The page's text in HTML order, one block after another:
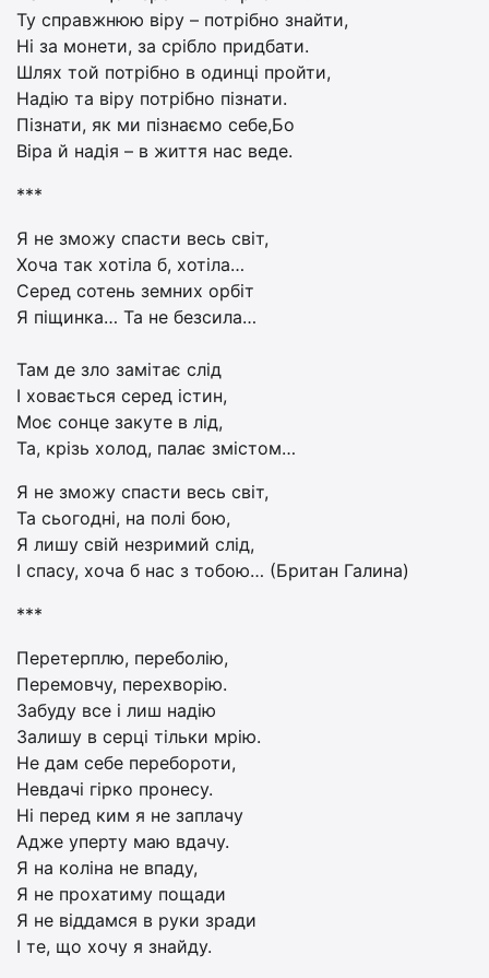
Ту справжнюю віру – потрібно знайти,
Ні за монети, за срібло придбати.
Шлях той потрібно в одинці пройти,
Надію та віру потрібно пізнати.
Пізнати, як ми пізнаємо себе,Бо
Віра й надія – в життя нас веде.
***
Я не зможу спасти весь світ,
Хоча так хотіла б, хотіла…
Серед сотень земних орбіт
Я піщинка… Та не безсила…
Там де зло замітає слід
І ховається серед істин,
Моє сонце закуте в лід,
Та, крізь холод, палає змістом…
Я не зможу спасти весь світ,
Та сьогодні, на полі бою,
Я лишу свій незримий слід,
І спасу, хоча б нас з тобою… (Британ Галина)
***
Перетерплю, переболію,
Перемовчу, перехворію.
Забуду все і лиш надію
Залишу в серці тільки мрію.
Не дам себе перебороти,
Невдачі гірко пронесу.
Ні перед ким я не заплачу
Адже уперту маю вдачу.
Я на коліна не впаду,
Я не прохатиму пощади
Я не віддамся в руки зради
І те, що хочу я знайду.